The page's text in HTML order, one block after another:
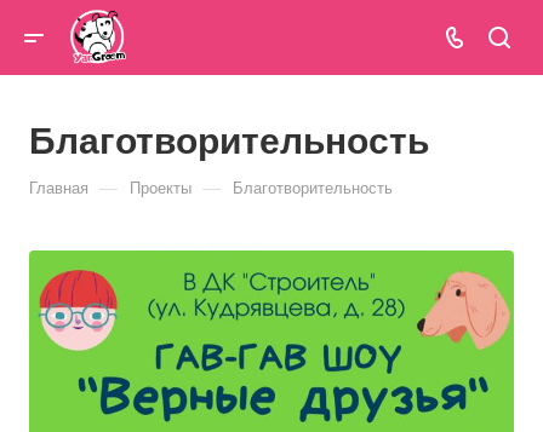
Благотворительность
Главная — Проекты — Благотворительность